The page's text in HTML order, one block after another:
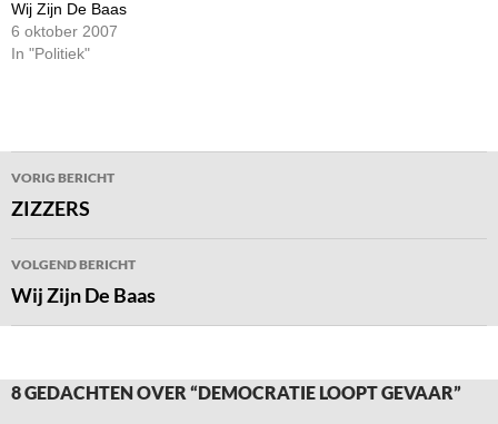
Wij Zijn De Baas
6 oktober 2007
In "Politiek"
Bericht
navigatie
VORIG BERICHT
ZIZZERS
VOLGEND BERICHT
Wij Zijn De Baas
8 GEDACHTEN OVER “DEMOCRATIE LOOPT GEVAAR”